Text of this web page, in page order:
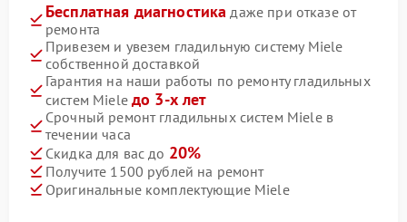
Бесплатная диагностика даже при отказе от
ремонта
Привезем и увезем гладильную систему Miele
собственной доставкой
Гарантия на наши работы по ремонту гладильных
систем Miele до 3-х лет
Срочный ремонт гладильных систем Miele в
течении часа
Скидка для вас до 20%
Получите 1500 рублей на ремонт
Оригинальные комплектующие Miele